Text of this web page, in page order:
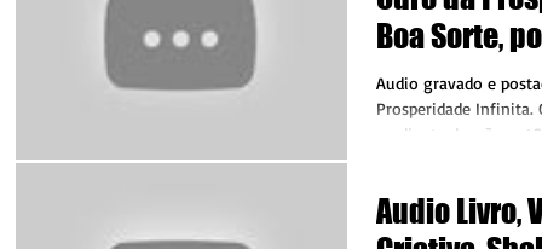
Boa Sorte,
Feu
Audio gravado e
Prosperidade Infinita. O canal é mantido
mediante doações.
Audio Livro,